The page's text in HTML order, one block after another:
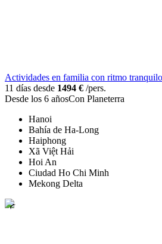
Actividades en familia con ritmo tranquilo
11 días desde 1494 € /pers.
Desde los 6 añosCon Planeterra
Hanoi
Bahía de Ha-Long
Haiphong
Xã Việt Hải
Hoi An
Ciudad Ho Chi Minh
Mekong Delta